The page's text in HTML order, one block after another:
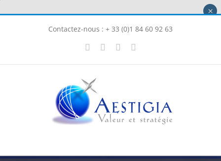
Contactez-nous : + 33 (0)1 84 60 92 63
LinkedInInstagram
×